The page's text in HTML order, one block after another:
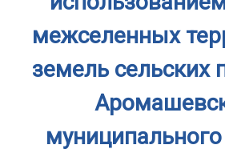
межселенных
земель сельских